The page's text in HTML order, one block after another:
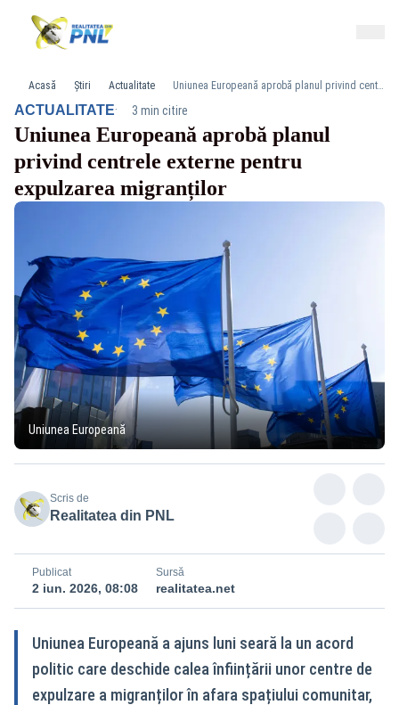
Acasă Știri Actualitate Uniunea Europeană aprobă planul privind centrele externe pentru expulzarea migranților
ACTUALITATE· 3 min citire
Uniunea Europeană aprobă planul
privind centrele externe pentru
expulzarea migranților
Uniunea Europeană
Scris de
Realitatea din PNL
Publicat
2 iun. 2026, 08:08
Sursă
realitatea.net
Uniunea Europeană a ajuns luni seară la un acord
politic care deschide calea înființării unor centre de
expulzare a migranților în afara spațiului comunitar,